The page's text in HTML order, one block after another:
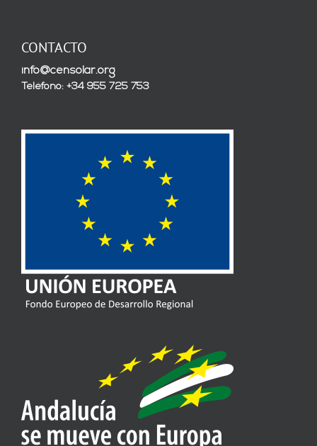
CONTACTO
info@censolar.org
Teléfono: +34 955 725 753